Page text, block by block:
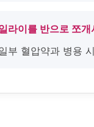
라이를 반으로 쪼
부 혈압약과 병용